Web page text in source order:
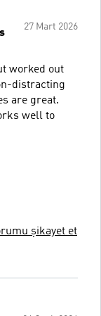
27 Mart 2026
worked out
distracting
are great.
well to
şikayet et